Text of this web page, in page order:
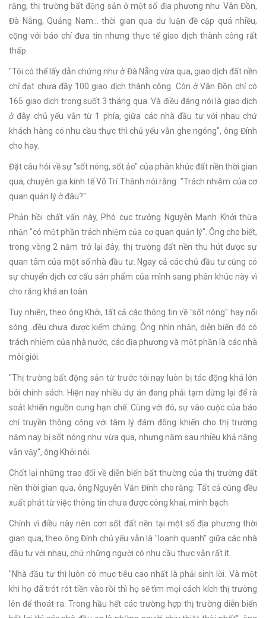
rằng, thị trường bất động sản ở một số địa phương như Vân Đồn,
Đà Nẵng, Quảng Nam… thời gian qua dư luận đề cập quá nhiều,
cộng với báo chí đưa tin nhưng thực tế giao dịch thành công rất
thấp.
"Tôi có thể lấy dẫn chứng như ở Đà Nẵng vừa qua, giao dịch đất nền
chỉ đạt chưa đầy 100 giao dịch thành công. Còn ở Vân Đồn chỉ có
165 giao dịch trong suốt 3 tháng qua. Và điều đáng nói là giao dịch
ở đây chủ yếu vẫn từ 1 phía, giữa các nhà đầu tư với nhau chứ
khách hàng có nhu cầu thực thì chủ yếu vẫn ghe ngóng", ông Đính
cho hay.
Đặt câu hỏi về sự "sốt nóng, sốt ảo" của phân khúc đất nền thời gian
qua, chuyên gia kinh tế Võ Trí Thành nói rằng: "Trách nhiệm của cơ
quan quản lý ở đâu?"
Phản hồi chất vấn này, Phó cục trưởng Nguyễn Mạnh Khởi thừa
nhận "có một phần trách nhiệm của cơ quan quản lý". Ông cho biết,
trong vòng 2 năm trở lại đây, thị trường đất nền thu hút được sự
quan tâm của một số nhà đầu tư. Ngay cả các chủ đầu tư cũng có
sự chuyển dịch cơ cấu sản phẩm của mình sang phân khúc này vì
cho rằng khá an toàn.
Tuy nhiên, theo ông Khởi, tất cả các thông tin về "sốt nóng" hay nổi
sóng…đều chưa được kiểm chứng. Ông nhìn nhận, diễn biến đó có
trách nhiệm của nhà nước, các địa phương và một phần là các nhà
môi giới.
"Thị trường bất động sản từ trước tới nay luôn bị tác động khá lớn
bởi chính sách. Hiện nay nhiều dự án đang phải tạm dừng lại để rà
soát khiến nguồn cung hạn chế. Cùng với đó, sự vào cuộc của báo
chí truyền thông cộng với tâm lý đám đông khiến cho thị trường
năm nay bị sốt nóng như vừa qua, nhưng năm sau nhiều khả năng
vẫn vậy", ông Khởi nói.
Chốt lại những trao đổi về diễn biến bất thường của thị trường đất
nền thời gian qua, ông Nguyễn Văn Đính cho rằng: Tất cả cũng đều
xuất phát từ việc thông tin chưa được công khai, minh bạch.
Chính vì điều này nên cơn sốt đất nền tại một số địa phương thời
gian qua, theo ông Đính chủ yếu vẫn là "loanh quanh" giữa các nhà
đầu tư với nhau, chứ những người có nhu cầu thực vẫn rất ít.
"Nhà đầu tư thì luôn có mục tiêu cao nhất là phải sinh lời. Và một
khi họ đã trót rót tiền vào rồi thì họ sẽ tìm mọi cách kích thị trường
lên để thoát ra. Trong hầu hết các trường hợp thị trường diễn biến